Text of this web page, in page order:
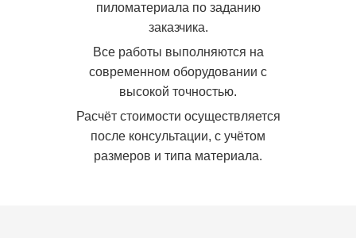
пиломатериала по заданию
заказчика.
Все работы выполняются на
современном оборудовании с
высокой точностью.
Расчёт стоимости осуществляется
после консультации, с учётом
размеров и типа материала.